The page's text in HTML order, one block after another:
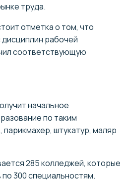
труда.
отметка о том, что
дисциплин рабочей
соответствующую
начальное
по таким
штукатур, маляр
285 колледжей, которые
300 специальностям.